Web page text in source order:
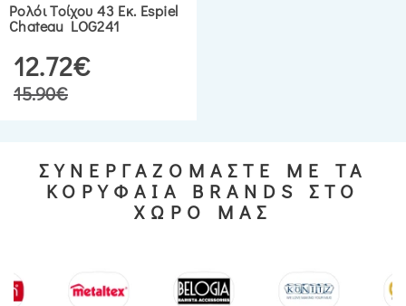
Ρολόι Τοίχου 43 Εκ. Espiel
Chateau LOG241
12.72€
15.90€
ΣΥΝΕΡΓΑΖΟΜΑΣΤΕ ΜΕ ΤΑ
ΚΟΡΥΦΑΙΑ BRANDS ΣΤΟ
ΧΩΡΟ ΜΑΣ